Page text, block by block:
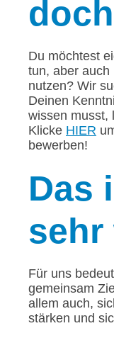
Du möchtest
tun, aber auch
nutzen? Wir
Deinen
wissen musst,
Klicke HIER
bewerben!
Das
Für uns
gemeinsam
allem auch,
stärken und